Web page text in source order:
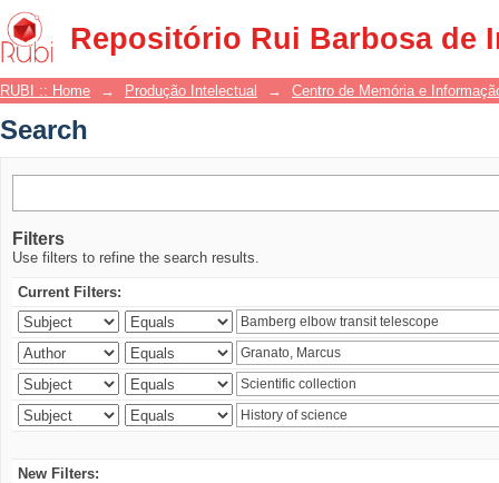
Repositório Rui Barbosa de
Search
RUBI :: Home → Produção Intelectual → Centro de Memória e
Search
Filters
Use filters to refine the search results.
Current Filters:
New Filters: